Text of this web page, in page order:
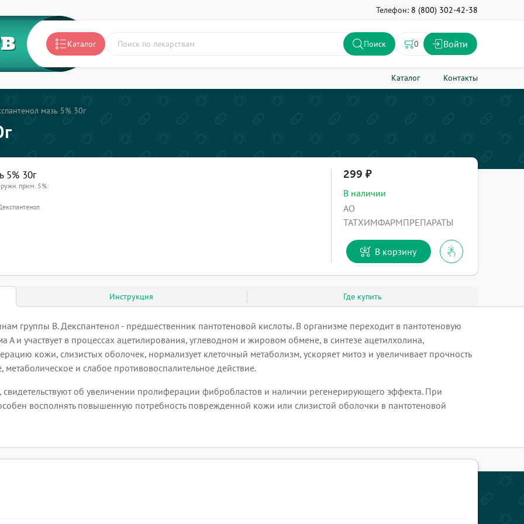
Телефон: 8 (800) 302-42-38
Каталог Поиск 0 Войти
Каталог Контакты
мазь 5% 30г
5% 30г
прим. 5%:
299
В наличии
АО
ТАТХИМФАРМПРЕПАРАТЫ
В корзину
Инструкция Где купить
группы B. Декспантенол - предшественник пантотеновой кислоты. В организме переходит в пантотеновую
А и участвует в процессах ацетилирования, углеводном и жировом обмене, в синтезе ацетилхолина,
кожи, слизистых оболочек, нормализует клеточный метаболизм, ускоряет митоз и увеличивает прочность
и слабое противовоспалительное действие.
об увеличении пролиферации фибробластов и наличии регенерирующего эффекта. При
восполнять повышенную потребность поврежденной кожи или слизистой оболочки в пантотеновой